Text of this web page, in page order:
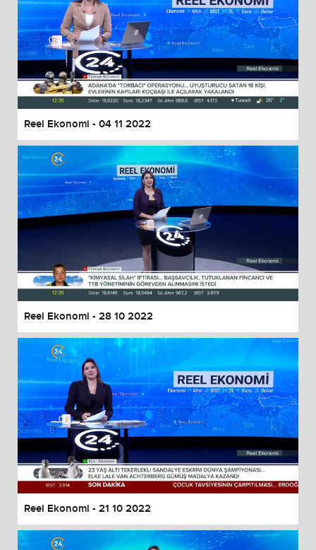
Reel Ekonomi - 04 11 2022
Reel Ekonomi - 28 10 2022
Reel Ekonomi - 21 10 2022